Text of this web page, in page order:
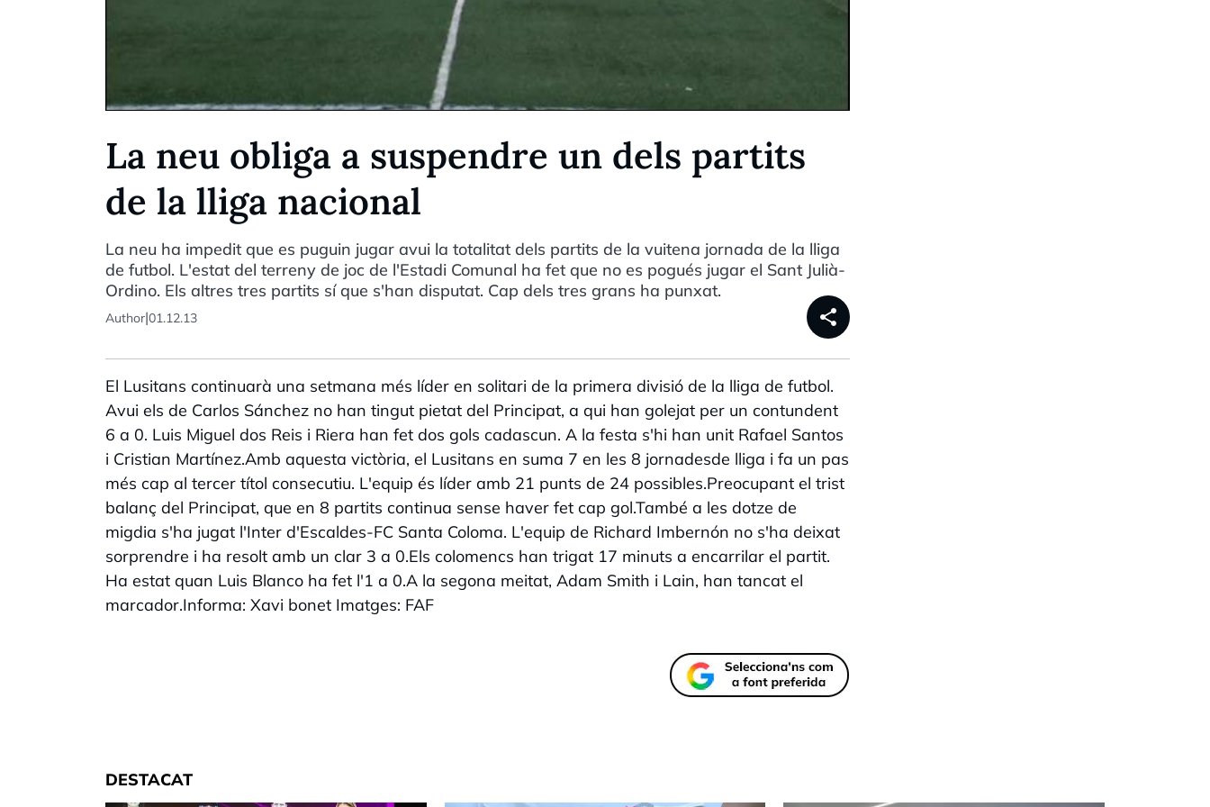
La neu obliga a suspendre un dels partits
de la lliga nacional
La neu ha impedit que es puguin jugar avui la totalitat dels partits de la vuitena jornada de la lliga
de futbol. L'estat del terreny de joc de l'Estadi Comunal ha fet que no es pogués jugar el Sant Julià-
Ordino. Els altres tres partits sí que s'han disputat. Cap dels tres grans ha punxat.
Author|01.12.13 share
El Lusitans continuarà una setmana més líder en solitari de la primera divisió de la lliga de futbol.
Avui els de Carlos Sánchez no han tingut pietat del Principat, a qui han golejat per un contundent
6 a 0. Luis Miguel dos Reis i Riera han fet dos gols cadascun. A la festa s'hi han unit Rafael Santos
i Cristian Martínez.Amb aquesta victòria, el Lusitans en suma 7 en les 8 jornadesde lliga i fa un pas
més cap al tercer títol consecutiu. L'equip és líder amb 21 punts de 24 possibles.Preocupant el trist
balanç del Principat, que en 8 partits continua sense haver fet cap gol.També a les dotze de
migdia s'ha jugat l'Inter d'Escaldes-FC Santa Coloma. L'equip de Richard Imbernón no s'ha deixat
sorprendre i ha resolt amb un clar 3 a 0.Els colomencs han trigat 17 minuts a encarrilar el partit.
Ha estat quan Luis Blanco ha fet l'1 a 0.A la segona meitat, Adam Smith i Lain, han tancat el
marcador.Informa: Xavi bonet Imatges: FAF
DESTACAT